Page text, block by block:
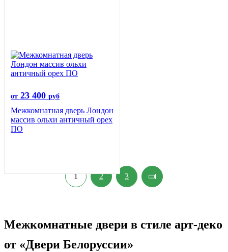
от 23 400 руб
Межкомнатная дверь Лондон
массив ольхи античный орех
ПО
1 2 3
Межкомнатные двери в стиле арт-деко
от «Двери Белоруссии»